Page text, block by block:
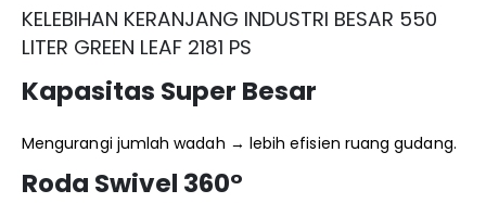
KELEBIHAN KERANJANG INDUSTRI BESAR 550
LITER GREEN LEAF 2181 PS
Kapasitas Super Besar
Mengurangi jumlah wadah → lebih efisien ruang gudang.
Roda Swivel 360°